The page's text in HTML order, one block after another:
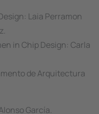
Laia Perramon
in Chip Design: Carla
de Arquitectura
García.